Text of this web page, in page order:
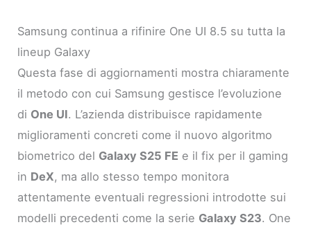
Samsung continua a rifinire One UI 8.5 su tutta la
lineup Galaxy
Questa fase di aggiornamenti mostra chiaramente
il metodo con cui Samsung gestisce l’evoluzione
di One UI. L’azienda distribuisce rapidamente
miglioramenti concreti come il nuovo algoritmo
biometrico del Galaxy S25 FE e il fix per il gaming
in DeX, ma allo stesso tempo monitora
attentamente eventuali regressioni introdotte sui
modelli precedenti come la serie Galaxy S23. One